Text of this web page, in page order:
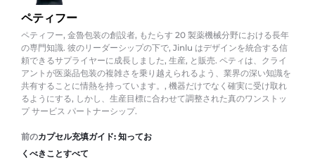
ペティフー
ペティフー, 金魯包装の創設者, もたらす 20 製薬機械分野における長年
の専門知識. 彼のリーダーシップの下で, Jinlu はデザインを統合する信
頼できるサプライヤーに成長しました, 生産, と販売. ペティは、クライ
アントが医薬品包装の複雑さを乗り越えられるよう、業界の深い知識を
共有することに情熱を持っています。, 機器だけでなく確実に受け取れ
るようにする, しかし、生産目標に合わせて調整された真のワンストッ
プ サービス パートナーシップ.
前のカプセル充填ガイド: 知ってお
くべきことすべて